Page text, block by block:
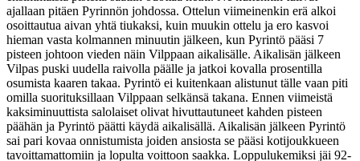
ajallaan pitäen Pyrinnön johdossa. Ottelun viimeinenkin erä alkoi
osoittautua aivan yhtä tiukaksi, kuin muukin ottelu ja ero kasvoi
hieman vasta kolmannen minuutin jälkeen, kun Pyrintö pääsi 7
pisteen johtoon vieden näin Vilppaan aikalisälle. Aikalisän jälkeen
Vilpas puski uudella raivolla päälle ja jatkoi kovalla prosentilla
osumista kaaren takaa. Pyrintö ei kuitenkaan alistunut tälle vaan piti
omilla suorituksillaan Vilppaan selkänsä takana. Ennen viimeistä
kaksiminuuttista salolaiset olivat hivuttautuneet kahden pisteen
päähän ja Pyrintö päätti käydä aikalisällä. Aikalisän jälkeen Pyrintö
sai pari kovaa onnistumista joiden ansiosta se pääsi kotijoukkueen
tavoittamattomiin ja lopulta voittoon saakka. Loppulukemiksi jäi 92-